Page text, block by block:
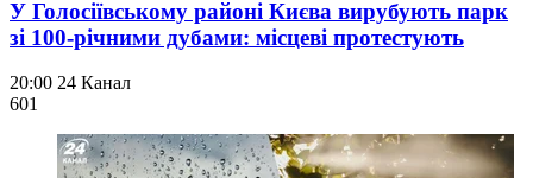
У Голосіївському районі Києва вирубують парк
зі 100-річними дубами: місцеві протестують
20:00 24 Канал
601